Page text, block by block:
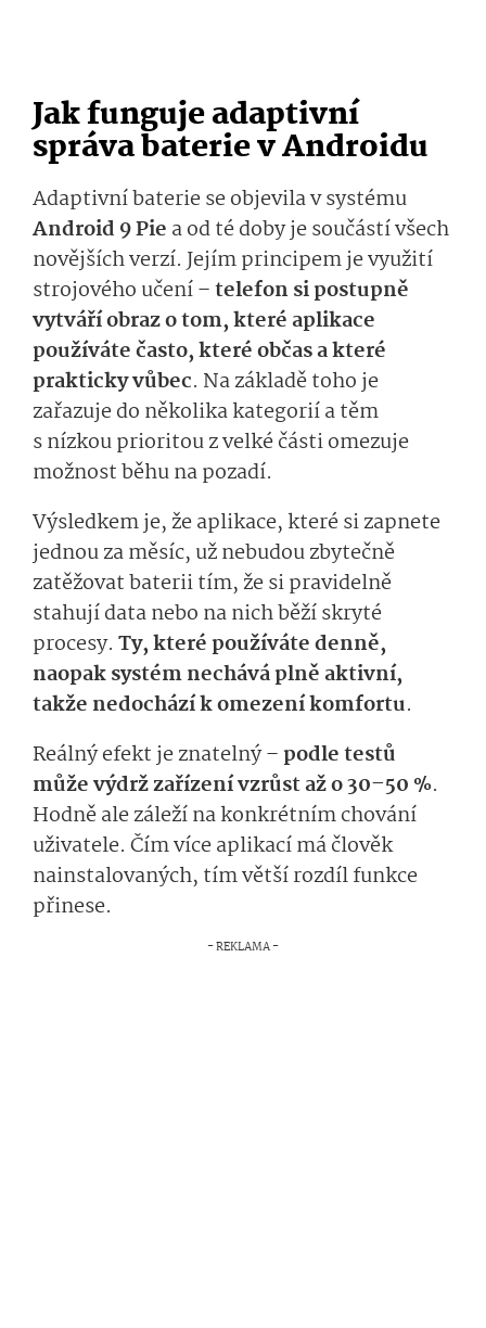
Jak funguje adaptivní
správa baterie v Androidu
Adaptivní baterie se objevila v systému
Android 9 Pie a od té doby je součástí všech
novějších verzí. Jejím principem je využití
strojového učení –telefon si postupně
vytváří obraz o tom, které aplikace
používáte často, které občas a které
prakticky vůbec. Na základě toho je
zařazuje do několika kategorií a těm
s nízkou prioritou z velké části omezuje
možnost běhu na pozadí.
Výsledkem je, že aplikace, které si zapnete
jednou za měsíc, už nebudou zbytečně
zatěžovat baterii tím, že si pravidelně
stahují data nebo na nich běží skryté
procesy. Ty, které používáte denně,
naopak systém nechává plně aktivní,
takže nedochází k omezení komfortu.
Reálný efekt je znatelný –podle testů
může výdrž zařízení vzrůst až o 30–50 %.
Hodně ale záleží na konkrétním chování
uživatele. Čím více aplikací má člověk
nainstalovaných, tím větší rozdíl funkce
přinese.